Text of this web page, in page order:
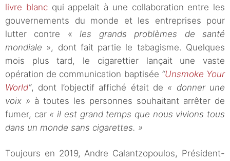
livre blancqui appelait à une collaboration entre les
gouvernements du monde et les entreprises pour
lutter contre «les grands problèmes de santé
mondiale », dont fait partie le tabagisme. Quelques
mois plus tard, le cigarettier lançait une vaste
opération de communication baptisée “Unsmoke Your
World“, dont l’objectif affiché était de « donner une
voix » à toutes les personnes souhaitant arrêter de
fumer, car « il est grand temps que nous vivions tous
dans un monde sans cigarettes. »
Toujours en 2019, Andre Calantzopoulos, Président-